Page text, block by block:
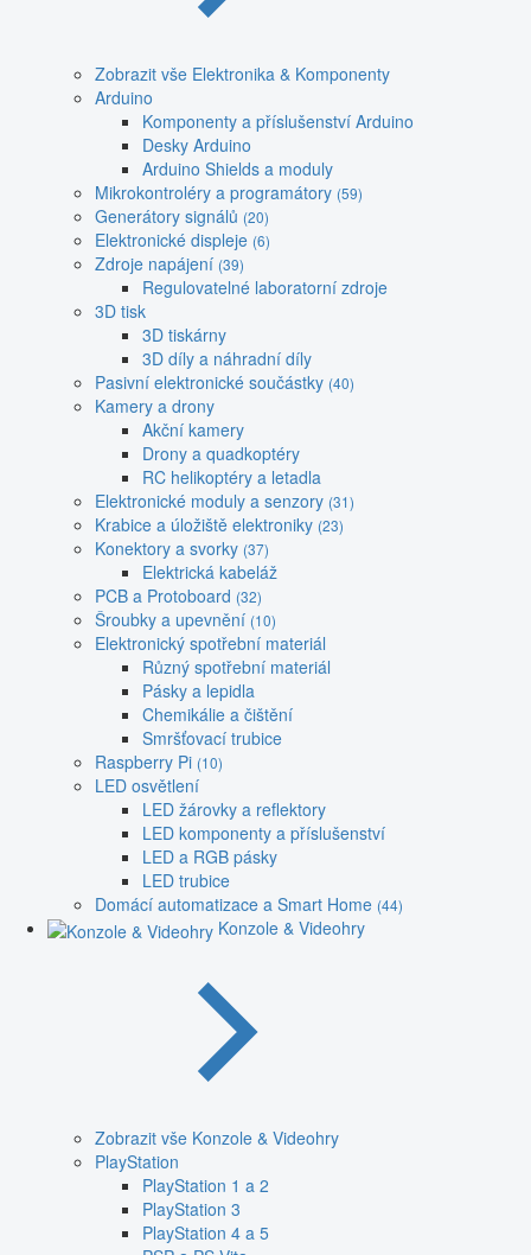
Zobrazit vše Elektronika & Komponenty
Arduino
Komponenty a příslušenství Arduino
Desky Arduino
Arduino Shields a moduly
Mikrokontroléry a programátory (59)
Generátory signálů (20)
Elektronické displeje (6)
Zdroje napájení (39)
Regulovatelné laboratorní zdroje
3D tisk
3D tiskárny
3D díly a náhradní díly
Pasivní elektronické součástky (40)
Kamery a drony
Akční kamery
Drony a quadkoptéry
RC helikoptéry a letadla
Elektronické moduly a senzory (31)
Krabice a úložiště elektroniky (23)
Konektory a svorky (37)
Elektrická kabeláž
PCB a Protoboard (32)
Šroubky a upevnění (10)
Elektronický spotřební materiál
Různý spotřební materiál
Pásky a lepidla
Chemikálie a čištění
Smršťovací trubice
Raspberry Pi (10)
LED osvětlení
LED žárovky a reflektory
LED komponenty a příslušenství
LED a RGB pásky
LED trubice
Domácí automatizace a Smart Home (44)
Konzole & Videohry
Zobrazit vše Konzole & Videohry
PlayStation
PlayStation 1 a 2
PlayStation 3
PlayStation 4 a 5